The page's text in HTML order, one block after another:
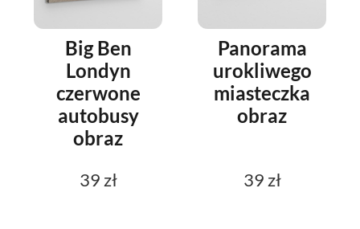
Big Ben
Londyn
czerwone
autobusy
obraz
39 zł
Panorama
urokliwego
miasteczka
obraz
39 zł